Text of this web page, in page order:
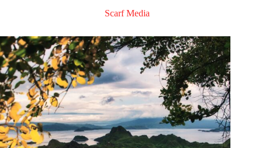
Scarf Media